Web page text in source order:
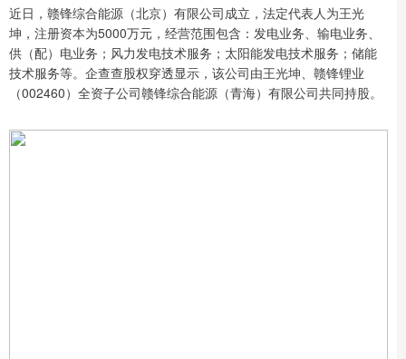
近日，赣锋综合能源（北京）有限公司成立，法定代表人为王光
坤，注册资本为5000万元，经营范围包含：发电业务、输电业务、
供（配）电业务；风力发电技术服务；太阳能发电技术服务；储能
技术服务等。企查查股权穿透显示，该公司由王光坤、赣锋锂业
（002460）全资子公司赣锋综合能源（青海）有限公司共同持股。